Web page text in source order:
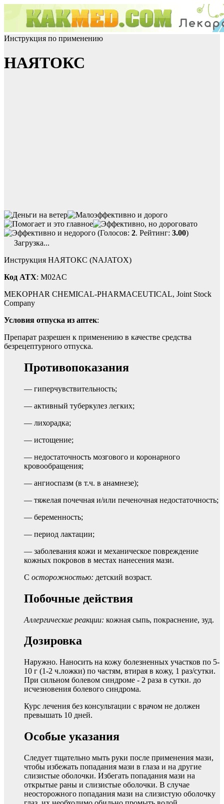
Инструкция по применению
НАЯТОКС
(Голосов: 2. Рейтинг: 3.00)
Загрузка...
Инструкция НАЯТОКС (NAJATOX)
Код ATX: M02AC
MEKOPHAR CHEMICAL-PHARMACEUTICAL, Joint Stock
Company
Условия отпуска из аптек:
Препарат разрешен к применению в качестве средства
безрецептурного отпуска.
Противопоказания
— гиперчувствительность;
— активный туберкулез легких;
— лихорадка;
— истощение;
— недостаточность мозгового и коронарного
кровообращения;
— ангиоспазм (в т.ч. в анамнезе);
— тяжелая почечная и/или печеночная недостаточность;
— беременность;
— период лактации;
— заболевания кожи и механическое повреждение
кожных покровов в местах нанесения мази.
C осторожностью: детский возраст.
Побочные действия
Аллергические реакции: кожная сыпь, покраснение, зуд.
Дозировка
Наружно. Наносить на кожу болезненных участков по 5-
10 г (1-2 ч.ложки) по частям, втирая в кожу, 1 раз/сутки.
При сильном болевом синдроме - 2 раза в сутки. до
исчезновения болевого синдрома.
Курс лечения без консультации с врачом не должен
превышать 10 дней.
Особые указания
Следует тщательно мыть руки после применения мази,
чтобы избежать попадания мази в глаза и на другие
слизистые оболочки. Избегать попадания мази на
открытые раны и слизистые оболочки. В случае
неосторожного попадания мази на слизистую оболочку